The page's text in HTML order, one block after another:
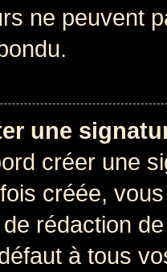
ne peuvent
une
créer une
fois créée,
rédaction
à tous